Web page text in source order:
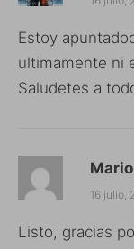
Estoy
ultimamente ni
Saludetes a
16 julio,
Listo, gracias